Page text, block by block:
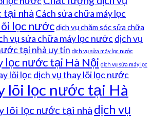
nhà Cách sửa chữa máy lọc
lọc nướcdịch vụ chăm sóc sửa chữa
vụ sửa chữa máy lọc nước dịch vụ
tại nhà uy tín dịch vụ sửa máy lọc nước
lọc nước tại Hà Nội dịch vụ sửa máy lọc
lõi lọc dịch vụ thay lõi lọc nước
lõi lọc nước tại Hà
lõi lọc nước tại nhà dịch vụ